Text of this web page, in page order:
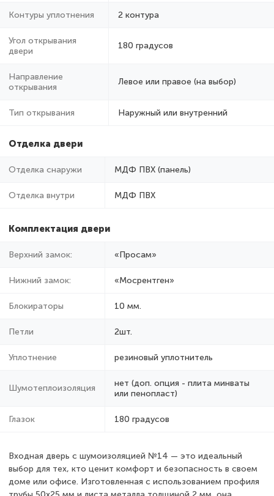
Контуры уплотнения 2 контура
Угол открывания
двери
180 градусов
Направление
открывания
Левое или правое (на выбор)
Тип открывания Наружный или внутренний
Отделка двери
Отделка снаружи МДФ ПВХ (панель)
Отделка внутри МДФ ПВХ
Комплектация двери
Верхний замок: «Просам»
Нижний замок: «Мосрентген»
Блокираторы 10 мм.
Петли 2шт.
Уплотнение резиновый уплотнитель
Шумотеплоизоляция
нет (доп. опция - плита минваты
или пенопласт)
Глазок 180 градусов
Входная дверь с шумоизоляцией №14 — это идеальный
выбор для тех, кто ценит комфорт и безопасность в своем
доме или офисе. Изготовленная с использованием профиля